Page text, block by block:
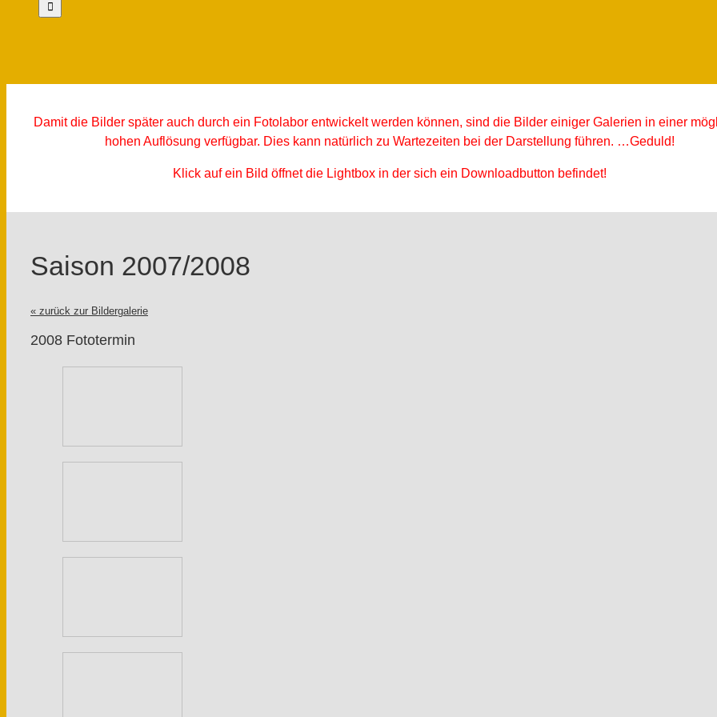
Damit die Bilder später auch durch ein Fotolabor entwickelt werden können, sind die Bilder einiger Galerien in einer
hohen Auflösung verfügbar. Dies kann natürlich zu Wartezeiten bei der Darstellung führen. …Geduld!
Klick auf ein Bild öffnet die Lightbox in der sich ein Downloadbutton befindet!
Saison 2007/2008
« zurück zur Bildergalerie
2008 Fototermin